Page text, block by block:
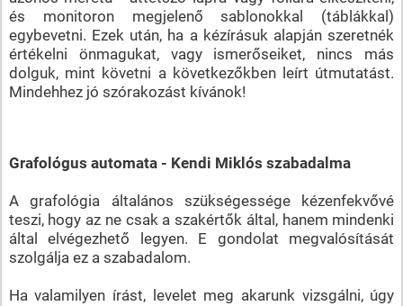
és monitoron megjelenő sablonokkal (táblákkal)
egybevetni. Ezek után, ha a kézírásuk alapján szeretnék
értékelni önmagukat, vagy ismerőseiket, nincs más
dolguk, mint követni a következőkben leírt útmutatást.
Mindehhez jó szórakozást kívánok!
Grafológus automata - Kendi Miklós szabadalma
A grafológia általános szükségessége kézenfekvővé
teszi, hogy az ne csak a szakértők által, hanem mindenki
által elvégezhető legyen. E gondolat megvalósítását
szolgálja ez a szabadalom.
Ha valamilyen írást, levelet meg akarunk vizsgálni, úgy